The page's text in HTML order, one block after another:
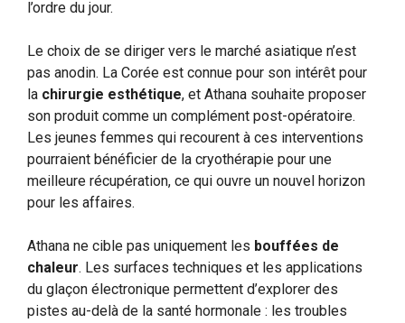
l’ordre du jour.
Le choix de se diriger vers le marché asiatique n’est
pas anodin. La Corée est connue pour son intérêt pour
la chirurgie esthétique, et Athana souhaite proposer
son produit comme un complément post-opératoire.
Les jeunes femmes qui recourent à ces interventions
pourraient bénéficier de la cryothérapie pour une
meilleure récupération, ce qui ouvre un nouvel horizon
pour les affaires.
Athana ne cible pas uniquement les bouffées de
chaleur. Les surfaces techniques et les applications
du glaçon électronique permettent d’explorer des
pistes au-delà de la santé hormonale : les troubles